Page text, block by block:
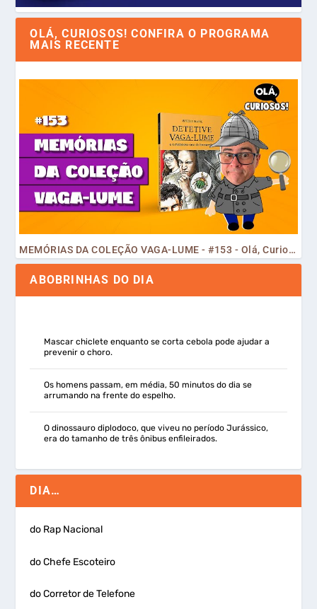
OLÁ, CURIOSOS! CONFIRA O PROGRAMA
MAIS RECENTE
MEMÓRIAS DA COLEÇÃO VAGA-LUME - #153 - Olá, Curiosos! 2023
ABOBRINHAS DO DIA
Mascar chiclete enquanto se corta cebola pode ajudar a
prevenir o choro.
Os homens passam, em média, 50 minutos do dia se
arrumando na frente do espelho.
O dinossauro diplodoco, que viveu no período Jurássico,
era do tamanho de três ônibus enfileirados.
DIA…
do Rap Nacional
do Chefe Escoteiro
do Corretor de Telefone